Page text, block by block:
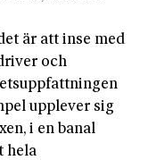
är att inse med
och
upplever sig
i en banal
hela